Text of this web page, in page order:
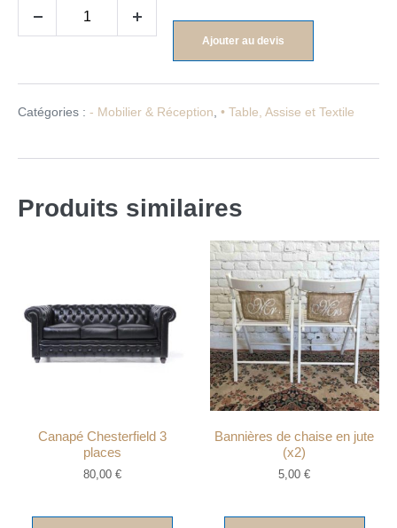
Ajouter au devis
Catégories : - Mobilier & Réception, • Table, Assise et Textile
Produits similaires
Canapé Chesterfield 3
places
80,00€
Bannières de chaise en jute
(x2)
5,00€